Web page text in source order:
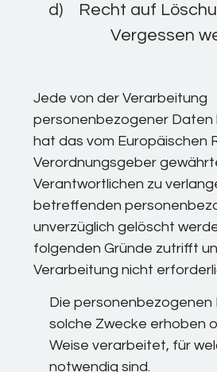
d) Recht auf
Vergessen
Jede von der Verarbeitung
personenbezogener
hat das vom Europäischen
Verordnungsgeber
Verantwortlichen zu
betreffenden
unverzüglich gelöscht
folgenden Gründe zutrifft
Verarbeitung nicht
Die
solche Zwecke erhoben
Weise verarbeitet, für
notwendig sind.